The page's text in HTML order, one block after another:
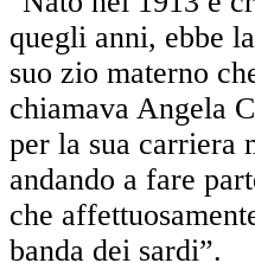
quegli anni, ebbe
suo zio materno
chiamava Angela
per la sua carriera
andando a fare
che
banda dei sardi”.